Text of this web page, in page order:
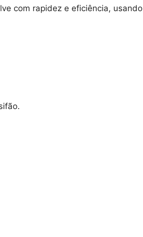
com rapidez e eficiência, usando